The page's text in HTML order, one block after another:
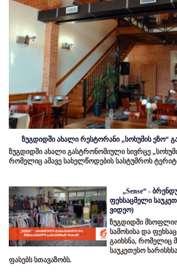
ზუგდიდში ახალი რესტორანი „სოხუმის ეზო“
ზუგდიდში ახალი გასტრონომიული სივრცე
რომელიც ამავე სახელწოდების სასტუმროს
„Sense“ -
ფეხსაცმელი
ვიდეო)
ზუგდიდში
სამოსისა და
გაიხსნა, რომელიც
საუკეთესო
ფასებს სთავაზობს.